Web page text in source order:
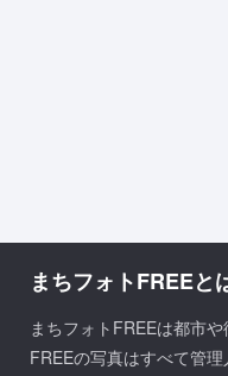
まちフォトFREEと
まちフォトFREEは都市
FREEの写真はすべて管理